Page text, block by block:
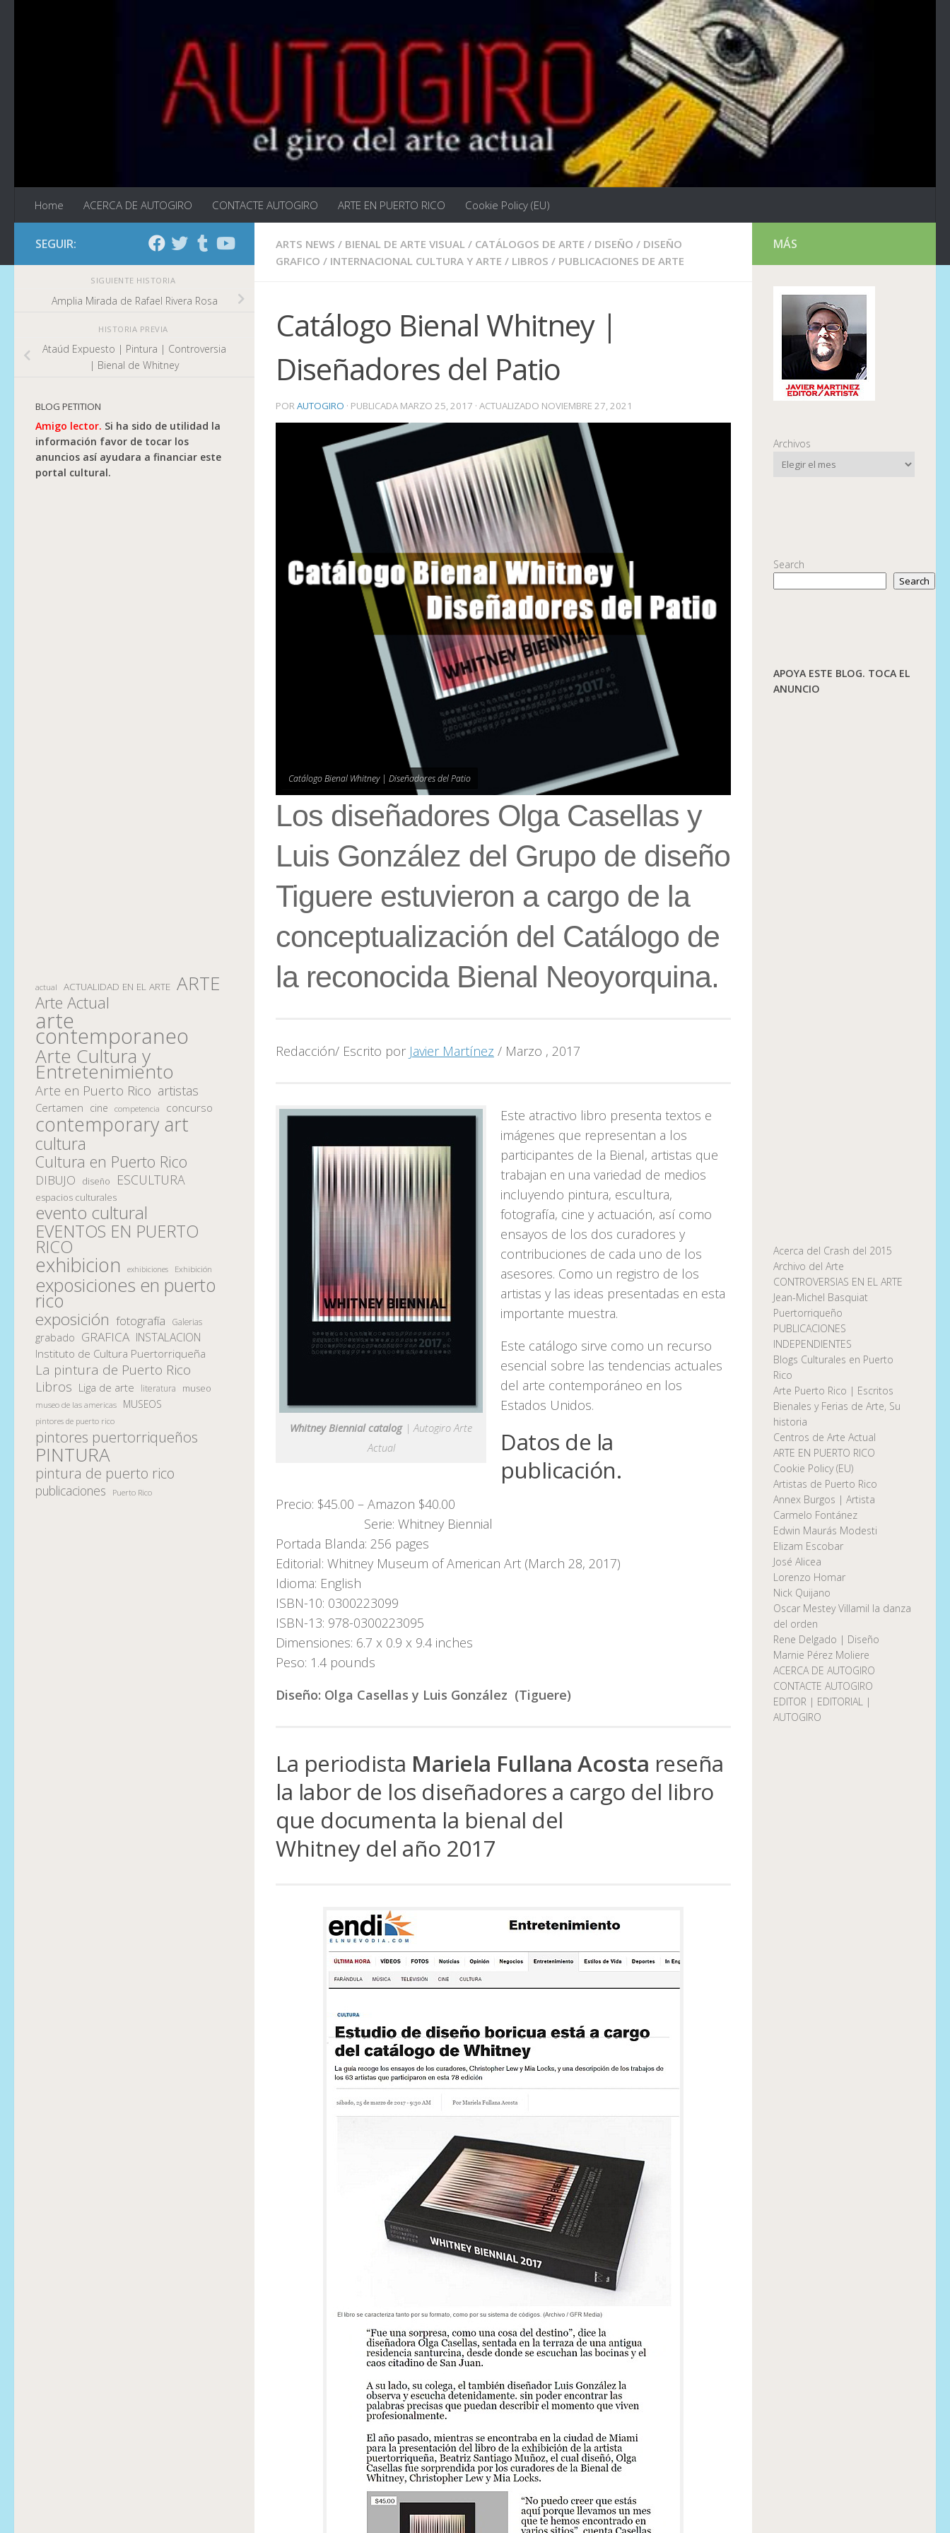
Home ACERCA DE AUTOGIRO CONTACTE AUTOGIRO ARTE EN PUERTO RICO Cookie Policy (EU)
ARTS NEWS / BIENAL DE ARTE VISUAL / CATÁLOGOS DE ARTE / DISEÑO / DISEÑO
GRAFICO / INTERNACIONAL CULTURA Y ARTE / LIBROS / PUBLICACIONES DE ARTE
Catálogo Bienal Whitney |
Diseñadores del Patio
PORAUTOGIRO · PUBLICADA MARZO 25, 2017 · ACTUALIZADO NOVIEMBRE 27, 2021
Catálogo Bienal Whitney | Diseñadores del Patio
Los diseñadores Olga Casellas y
Luis González del Grupo de diseño
Tiguere estuvieron a cargo de la
conceptualización del Catálogo de
la reconocida Bienal Neoyorquina.
Redacción/ Escrito por Javier Martínez / Marzo , 2017
Whitney Biennial catalog| Autogiro Arte
Actual
Este atractivo libro presenta textos e
imágenes que representan a los
participantes de la Bienal, artistas que
trabajan en una variedad de medios
incluyendo pintura, escultura,
fotografía, cine y actuación, así como
ensayos de los dos curadores y
contribuciones de cada uno de los
asesores. Como un registro de los
artistas y las ideas presentadas en esta
importante muestra.
Este catálogo sirve como un recurso
esencial sobre las tendencias actuales
del arte contemporáneo en los
Estados Unidos.
Datos de la
publicación.
Precio: $45.00 – Amazon $40.00
Serie: Whitney Biennial
Portada Blanda: 256 pages
Editorial: Whitney Museum of American Art (March 28, 2017)
Idioma: English
ISBN-10: 0300223099
ISBN-13: 978-0300223095
Dimensiones: 6.7 x 0.9 x 9.4 inches
Peso: 1.4 pounds
Diseño: Olga Casellas y Luis González (Tiguere)
La periodista Mariela Fullana Acosta reseña
la labor de los diseñadores a cargo del libro
que documenta la bienal del
Whitney del año 2017
SEGUIR:
SIGUIENTE HISTORIA
Amplia Mirada de Rafael Rivera Rosa
HISTORIA PREVIA
Ataúd Expuesto | Pintura | Controversia
| Bienal de Whitney
BLOG PETITION
Amigo lector. Si ha sido de utilidad la
información favor de tocar los
anuncios así ayudara a financiar este
portal cultural.
actual ACTUALIDAD EN EL ARTE ARTE
Arte Actual
arte
contemporaneo
Arte Cultura y
Entretenimiento
Arte en Puerto Rico artistas
Certamen cine competencia concurso
contemporary art
cultura
Cultura en Puerto Rico
DIBUJO diseño ESCULTURA
espacios culturales
evento cultural
EVENTOS EN PUERTO
RICO
exhibicion exhibiciones Exhibición
exposiciones en puerto
rico
exposición fotografía Galerias
grabado GRAFICA INSTALACION
Instituto de Cultura Puertorriqueña
La pintura de Puerto Rico
Libros Liga de arte literatura museo
museo de las americas MUSEOS
pintores de puerto rico
pintores puertorriqueños
PINTURA
pintura de puerto rico
publicaciones Puerto Rico
MÁS
Archivos
Search
Search
APOYA ESTE BLOG. TOCA EL
ANUNCIO
Acerca del Crash del 2015
Archivo del Arte
CONTROVERSIAS EN EL ARTE
Jean-Michel Basquiat
Puertorriqueño
PUBLICACIONES
INDEPENDIENTES
Blogs Culturales en Puerto
Rico
Arte Puerto Rico | Escritos
Bienales y Ferias de Arte, Su
historia
Centros de Arte Actual
ARTE EN PUERTO RICO
Cookie Policy (EU)
Artistas de Puerto Rico
Annex Burgos | Artista
Carmelo Fontánez
Edwin Maurás Modesti
Elizam Escobar
José Alicea
Lorenzo Homar
Nick Quijano
Oscar Mestey Villamil la danza
del orden
Rene Delgado | Diseño
Marnie Pérez Moliere
ACERCA DE AUTOGIRO
CONTACTE AUTOGIRO
EDITOR | EDITORIAL |
AUTOGIRO